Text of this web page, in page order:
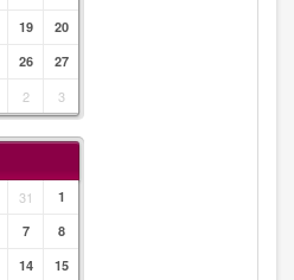
19
20
26
27
2 3
31
1
7
8
14
15